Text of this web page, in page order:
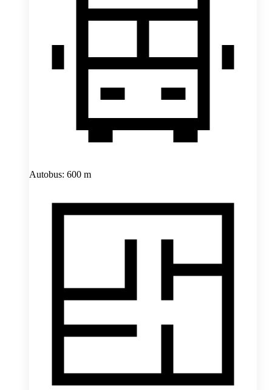
Autobus: 600 m